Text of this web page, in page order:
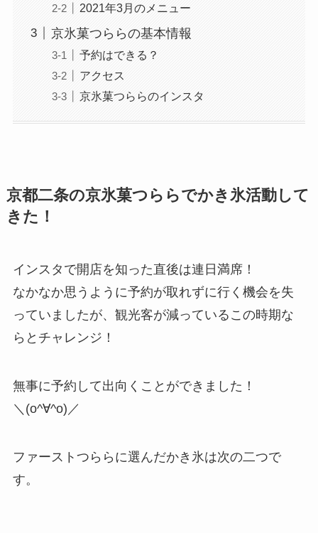
2021年3月のメニュー
京氷菓つららの基本情報
予約はできる？
アクセス
京氷菓つららのインスタ
京都二条の京氷菓つららでかき氷活動して
きた！
インスタで開店を知った直後は連日満席！
なかなか思うように予約が取れずに行く機会を失
っていましたが、観光客が減っているこの時期な
らとチャレンジ！
無事に予約して出向くことができました！
＼(o^∀^o)／
ファーストつららに選んだかき氷は次の二つで
す。